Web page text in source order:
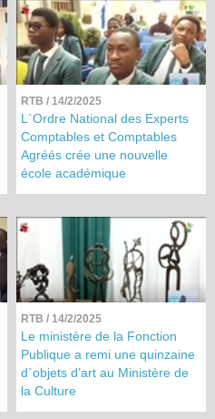
RTB / 14/2/2025
L`Ordre National des Experts
Comptables et Comptables
Agréés crée une nouvelle
école académique
RTB / 14/2/2025
Le ministère de la Fonction
Publique a remi une quinzaine
d`objets d’art au Ministère de
la Culture